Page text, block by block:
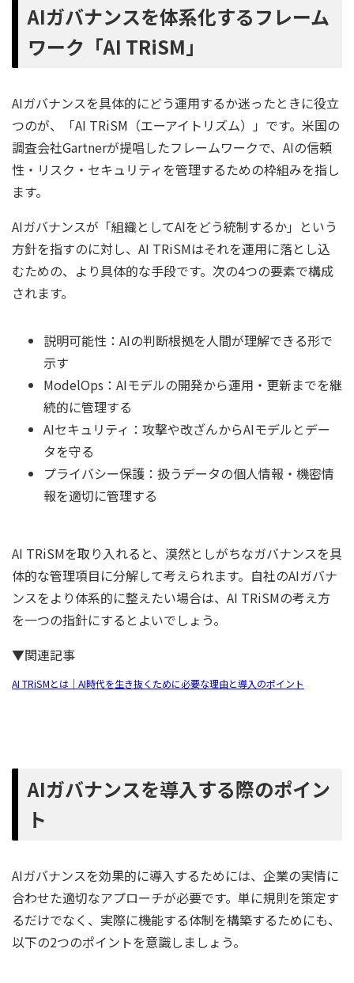
AIガバナンスを体系化するフレーム
ワーク「AI TRiSM」
AIガバナンスを具体的にどう運用するか迷ったときに役立
つのが、「AI TRiSM（エーアイトリズム）」です。米国の
調査会社Gartnerが提唱したフレームワークで、AIの信頼
性・リスク・セキュリティを管理するための枠組みを指し
ます。
AIガバナンスが「組織としてAIをどう統制するか」という
方針を指すのに対し、AI TRiSMはそれを運用に落とし込
むための、より具体的な手段です。次の4つの要素で構成
されます。
説明可能性：AIの判断根拠を人間が理解できる形で
示す
ModelOps：AIモデルの開発から運用・更新までを継
続的に管理する
AIセキュリティ：攻撃や改ざんからAIモデルとデー
タを守る
プライバシー保護：扱うデータの個人情報・機密情
報を適切に管理する
AI TRiSMを取り入れると、漠然としがちなガバナンスを具
体的な管理項目に分解して考えられます。自社のAIガバナ
ンスをより体系的に整えたい場合は、AI TRiSMの考え方
を一つの指針にするとよいでしょう。
▼関連記事
AI TRiSMとは｜AI時代を生き抜くために必要な理由と導入のポイント
AIガバナンスを導入する際のポイン
ト
AIガバナンスを効果的に導入するためには、企業の実情に
合わせた適切なアプローチが必要です。単に規則を策定す
るだけでなく、実際に機能する体制を構築するためにも、
以下の2つのポイントを意識しましょう。